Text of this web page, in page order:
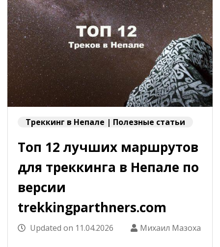
Треккинг в Непале | Полезные статьи
Топ 12 лучших маршрутов
для треккинга в Непале по
версии
trekkingparthners.com
Updated on 11.04.2026 Михаил Мазоха